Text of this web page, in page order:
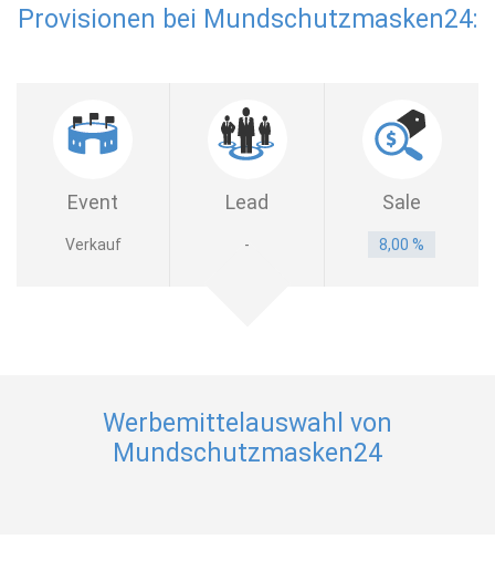
Provisionen bei Mundschutzmasken24:
Event Lead Sale
Verkauf - 8,00 %
Werbemittelauswahl von
Mundschutzmasken24